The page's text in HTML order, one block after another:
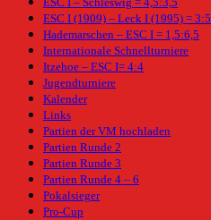
ESC I – Schleswig = 4,5:3,5
ESC I (1909) – Leck I (1995) = 3:5
Hademarschen – ESC I = 1,5:6,5
Internationale Schnellturniere
Itzehoe – ESC I= 4:4
Jugendturniere
Kalender
Links
Partien der VM hochladen
Partien Runde 2
Partien Runde 3
Partien Runde 4 – 6
Pokalsieger
Pro-Cup